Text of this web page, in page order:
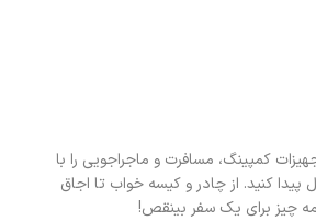
کمپینگ، مسافرت و ماجراجویی را با
کنید. از چادر و کیسه خواب تا اجاق
چیز برای یک سفر بینقص!